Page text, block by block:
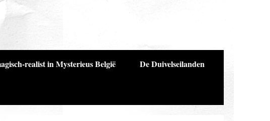
realist in Mysterieus België De Duivelseilanden